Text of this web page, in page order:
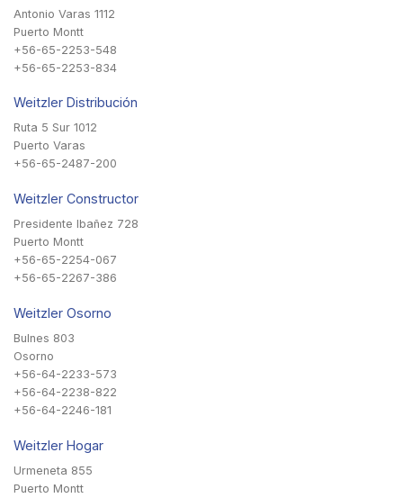
Antonio Varas 1112
Puerto Montt
+56-65-2253-548
+56-65-2253-834
Weitzler Distribución
Ruta 5 Sur 1012
Puerto Varas
+56-65-2487-200
Weitzler Constructor
Presidente Ibañez 728
Puerto Montt
+56-65-2254-067
+56-65-2267-386
Weitzler Osorno
Bulnes 803
Osorno
+56-64-2233-573
+56-64-2238-822
+56-64-2246-181
Weitzler Hogar
Urmeneta 855
Puerto Montt